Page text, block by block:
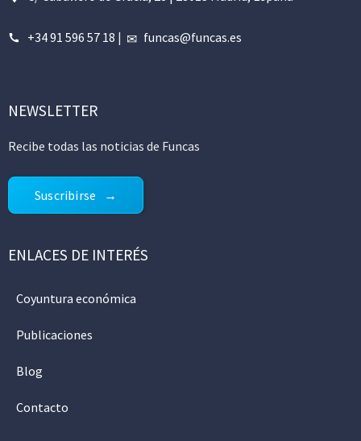
+34 91 596 57 18 | funcas@funcas.es
NEWSLETTER
Recibe todas las noticias de Funcas
Suscribirse
ENLACES DE INTERÉS
Coyuntura económica
Publicaciones
Blog
Contacto